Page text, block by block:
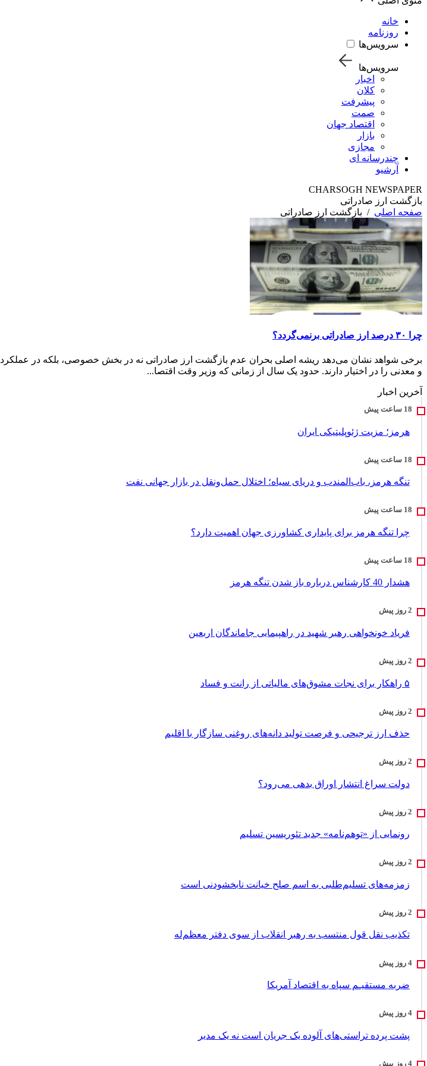
خانه
روزنامه
سرویس‌ها
سرویس‌ها
اخبار
کلان
پیشرفت
صمت
اقتصاد جهان
بازار
مجازی
چندرسانه ای
آرشیو
CHARSOGH NEWSPAPER
بازگشت ارز صادراتی
صفحه اصلی / بازگشت ارز صادراتی
چرا ۳۰ درصد ارز صادراتی برنمی‌گردد؟
و معدنی را در اختیار دارند. حدود یک سال از زمانی که وزیر وقت اقتصا...
آخرین اخبار
هرمز؛ مزیت ژئوپلیتیکی ایران
تنگه هرمز، باب‌المندب و دریای سیاه؛ اختلال حمل‌ونقل در بازار جهانی نفت
چرا تنگه هرمز برای پایداری کشاورزی جهان اهمیت دارد؟
هشدار 40 کارشناس درباره باز شدن تنگه هرمز
فریاد خونخواهی رهبر شهید در راهپیمایی جاماندگان اربعین
۵ راهکار برای نجات مشوق‌های مالیاتی از رانت و فساد
حذف ارز ترجیحی و فرصت تولید دانه‌های روغنی سازگار با اقلیم
دولت سراغ انتشار اوراق بدهی می‌رود؟
رونمایی از «توهم‌نامه» جدید تئور‌یسین تسلیم
زمزمه‌های تسلیم‌طلبی به اسم صلح خیانت نابخشودنی است
تکذیب نقل قول منتسب به رهبر انقلاب از سوی دفتر معظم‌له
ضربه مستقیـم سپاه به اقتصاد آمر‌یکا
پشت پرده تراستی‌های آلوده یک جریان است نه یک مدیر